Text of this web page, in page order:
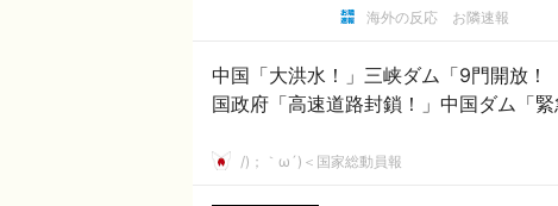
海外の反応 お隣速報
中国「大洪水！」三峡ダム「9門開放！
国政府「高速道路封鎖！」中国ダム「
/)；｀ω´)＜国家総動員報